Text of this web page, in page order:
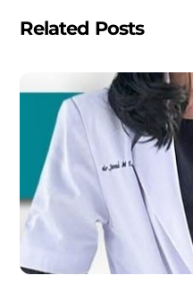
Related Posts